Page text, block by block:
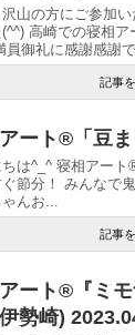
山の方にご参加
(^^) 高崎での寝相
員御礼に感謝感謝
記事
ート®︎「豆ま
ちは^_^ 寝相アー
節分！ みんなで
んお...
記事
ート®︎『ミ
勢崎)